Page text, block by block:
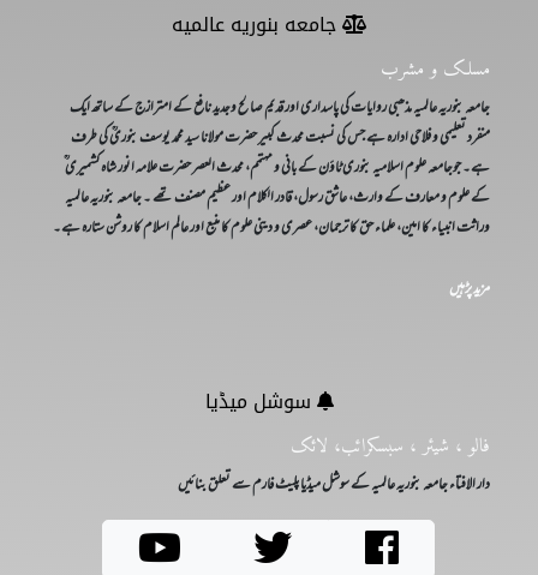
جامعه بنوریه عالمیه
مسلک و مشرب
جامعہ بنوریہ عالمیہ مذھبی روایات کی پاسداری اور قدیم صالح وجدید نافع کے امترازج کے ساتھ ایک
منفرد تعلیمی و فلاحی ادارہ ہے جس کی نسبت محدث کبیر حضرت مولانا سید محمد یوسف بنوریؒ کی طرف
ہے۔ جوجامعہ علوم اسلامیہ بنوری ٹاؤن کے بانی و مہتمم، محدث العصر حضرت علامہ انور شاہ کشمیری ؒ
کے علوم و معارف کے وارث، عاشق رسول، قادر الکلام اور عظیم مصنف تھے ۔ جامعہ بنوریہ عالمیہ
وراثت انبیاء کا امین، علماء حق کا ترجمان، عصری و دینی علوم کا منبع اور عالم اسلام کا روشن ستارہ ہے۔
مزید پڑہیں
سوشل میڈیا
فالو ، شیئر ، سبسکرائب، لائک
دار الافتاء جامعہ بنوریہ عالمیہ کے سوشل میڈیا پلیٹ فارم سے تعلق بنائیں